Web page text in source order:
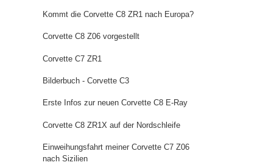
Kommt die Corvette C8 ZR1 nach Europa?
Corvette C8 Z06 vorgestellt
Corvette C7 ZR1
Bilderbuch - Corvette C3
Erste Infos zur neuen Corvette C8 E-Ray
Corvette C8 ZR1X auf der Nordschleife
Einweihungsfahrt meiner Corvette C7 Z06
nach Sizilien